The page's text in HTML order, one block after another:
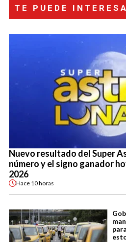
TE PUEDE
Nuevo resultado del Super
número y el signo ganador
2026
Hace 10 horas